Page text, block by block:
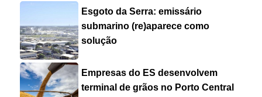
Esgoto da Serra: emissário
submarino (re)aparece como
solução
Empresas do ES desenvolvem
terminal de grãos no Porto Central